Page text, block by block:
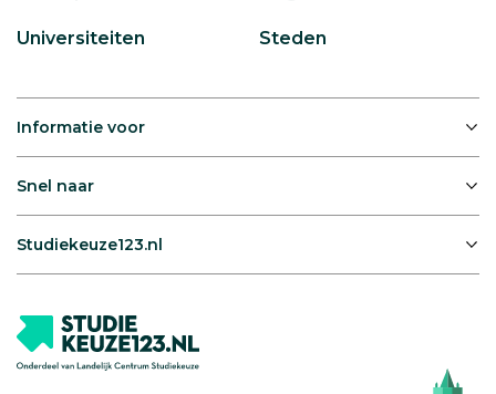
Universiteiten Steden
Informatie voor
Snel naar
Studiekeuze123.nl